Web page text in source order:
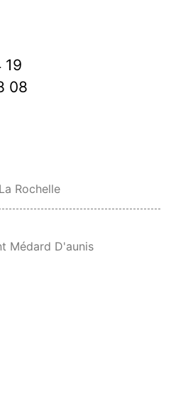
19
08
Rochelle
Médard D'aunis